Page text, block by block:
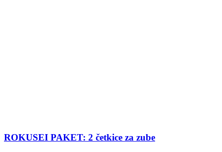
ROKUSEI PAKET: 2 četkice za zube